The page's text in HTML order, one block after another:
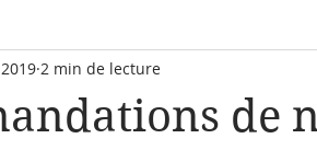
de
2 min de lecture